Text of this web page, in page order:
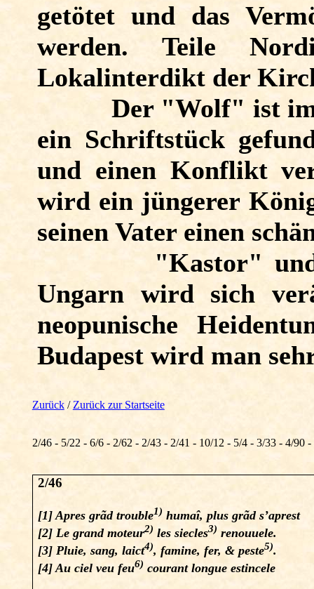
getötet und das
werden. Teile
Lokalinterdikt der
Der "Wolf" ist
ein Schriftstück
und einen Konflikt
wird ein jüngerer
seinen Vater einen
"Kastor"
Ungarn wird sich
neopunische
Budapest wird man
Zurück/ Zurück zur Startseite
2/46 - 5/22 - 6/6 - 2/62 - 2/43 - 2/41 - 10/12 - 5/4 - 3/33 - 4/90
2/46
[1] Apres grãd trouble1) humaî, plus grãd s’aprest
[2] Le grand moteur2) les siecles3) renouuele.
[3] Pluie, sang, laict4), famine, fer, & peste5).
[4] Au ciel veu feu6) courant longue estincele